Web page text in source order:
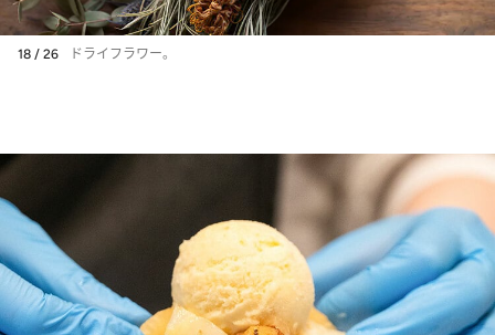
18 / 26 ドライフラワー。